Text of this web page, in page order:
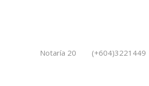
Notaría 20 (+604)3221449